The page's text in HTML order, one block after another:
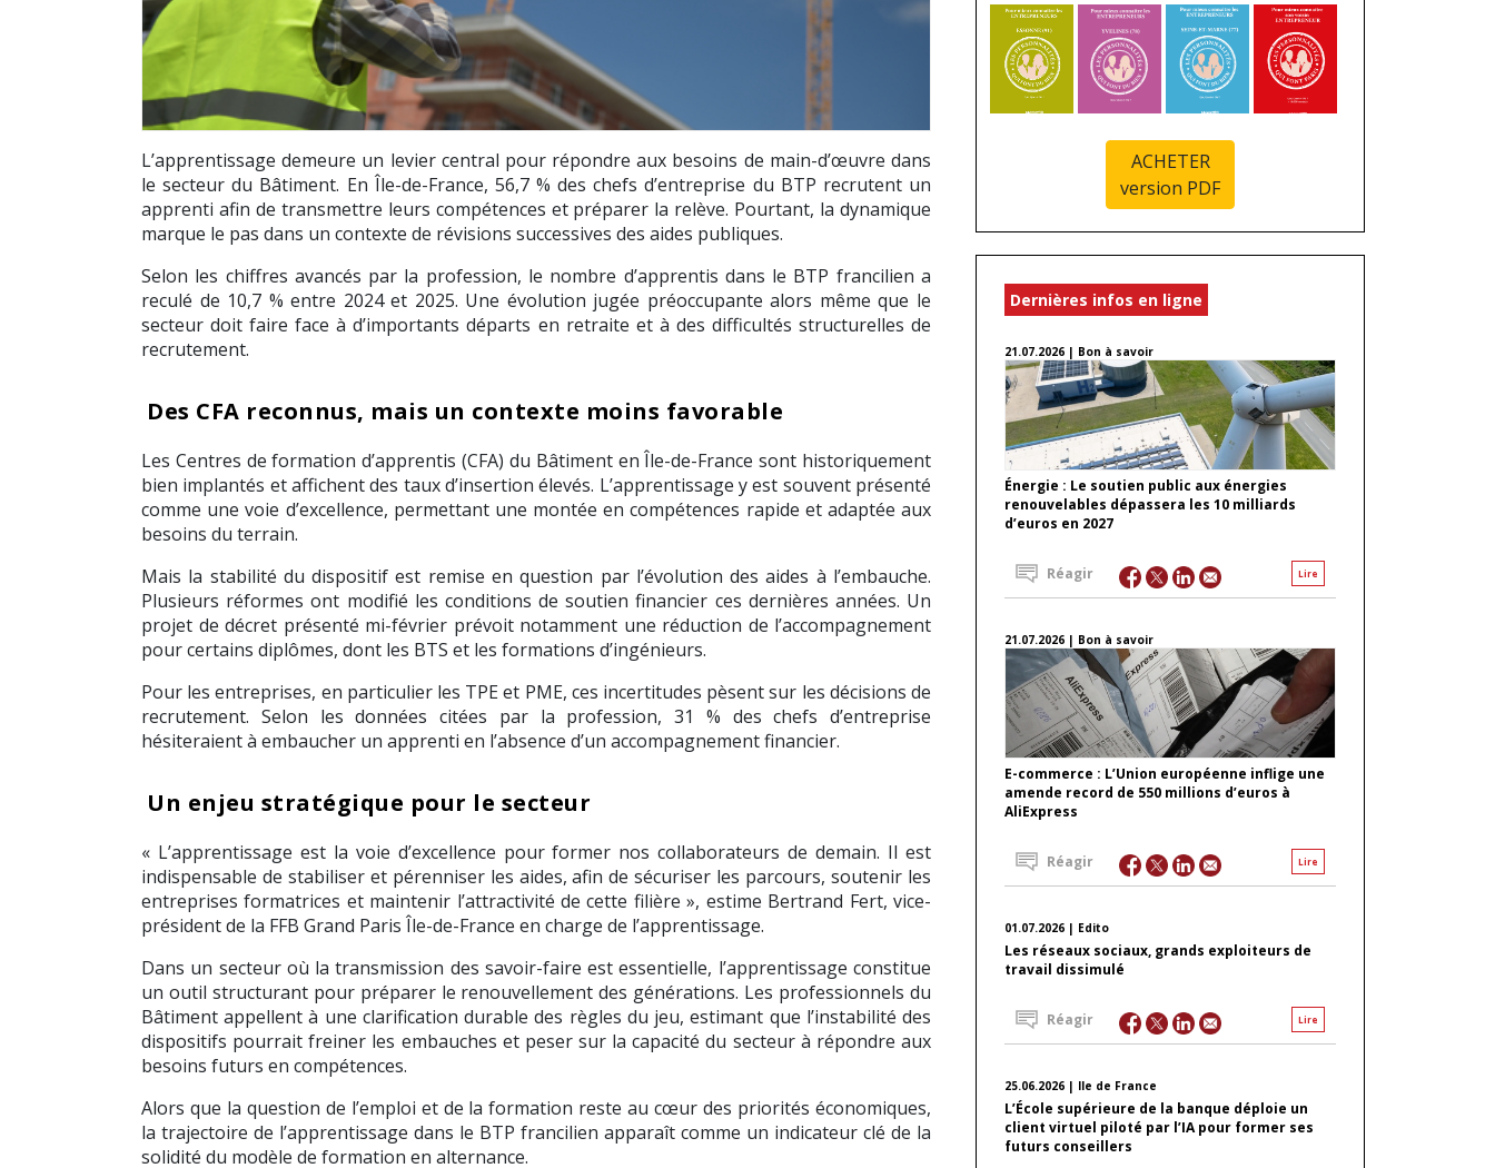
L’apprentissage demeure un levier central pour répondre aux besoins de main-d’œuvre dans
le secteur du Bâtiment. En Île-de-France, 56,7 % des chefs d’entreprise du BTP recrutent un
apprenti afin de transmettre leurs compétences et préparer la relève. Pourtant, la dynamique
marque le pas dans un contexte de révisions successives des aides publiques.
Selon les chiffres avancés par la profession, le nombre d’apprentis dans le BTP francilien a
reculé de 10,7 % entre 2024 et 2025. Une évolution jugée préoccupante alors même que le
secteur doit faire face à d’importants départs en retraite et à des difficultés structurelles de
recrutement.
Des CFA reconnus, mais un contexte moins favorable
Les Centres de formation d’apprentis (CFA) du Bâtiment en Île-de-France sont historiquement
bien implantés et affichent des taux d’insertion élevés. L’apprentissage y est souvent présenté
comme une voie d’excellence, permettant une montée en compétences rapide et adaptée aux
besoins du terrain.
Mais la stabilité du dispositif est remise en question par l’évolution des aides à l’embauche.
Plusieurs réformes ont modifié les conditions de soutien financier ces dernières années. Un
projet de décret présenté mi-février prévoit notamment une réduction de l’accompagnement
pour certains diplômes, dont les BTS et les formations d’ingénieurs.
Pour les entreprises, en particulier les TPE et PME, ces incertitudes pèsent sur les décisions de
recrutement. Selon les données citées par la profession, 31 % des chefs d’entreprise
hésiteraient à embaucher un apprenti en l’absence d’un accompagnement financier.
Un enjeu stratégique pour le secteur
« L’apprentissage est la voie d’excellence pour former nos collaborateurs de demain. Il est
indispensable de stabiliser et pérenniser les aides, afin de sécuriser les parcours, soutenir les
entreprises formatrices et maintenir l’attractivité de cette filière », estime Bertrand Fert, vice-
président de la FFB Grand Paris Île-de-France en charge de l’apprentissage.
Dans un secteur où la transmission des savoir-faire est essentielle, l’apprentissage constitue
un outil structurant pour préparer le renouvellement des générations. Les professionnels du
Bâtiment appellent à une clarification durable des règles du jeu, estimant que l’instabilité des
dispositifs pourrait freiner les embauches et peser sur la capacité du secteur à répondre aux
besoins futurs en compétences.
Alors que la question de l’emploi et de la formation reste au cœur des priorités économiques,
la trajectoire de l’apprentissage dans le BTP francilien apparaît comme un indicateur clé de la
solidité du modèle de formation en alternance.
ACHETER
version PDF
Dernières infos en ligne
21.07.2026 | Bon à savoir
Énergie : Le soutien public aux énergies
renouvelables dépassera les 10 milliards
d’euros en 2027
Lire
Réagir
21.07.2026 | Bon à savoir
E-commerce : L’Union européenne inflige une
amende record de 550 millions d’euros à
AliExpress
Lire
Réagir
01.07.2026 | Edito
Les réseaux sociaux, grands exploiteurs de
travail dissimulé
Lire
Réagir
25.06.2026 | Ile de France
L’École supérieure de la banque déploie un
client virtuel piloté par l’IA pour former ses
futurs conseillers